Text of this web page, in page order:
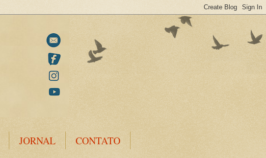
JORNAL CONTATO